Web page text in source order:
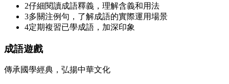
2仔細閱讀成語釋義，理解含義和用法
3多關注例句，了解成語的實際運用場景
4定期複習已學成語，加深印象
成語遊戲
傳承國學經典，弘揚中華文化